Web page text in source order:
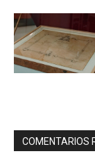
COMENTARIOS